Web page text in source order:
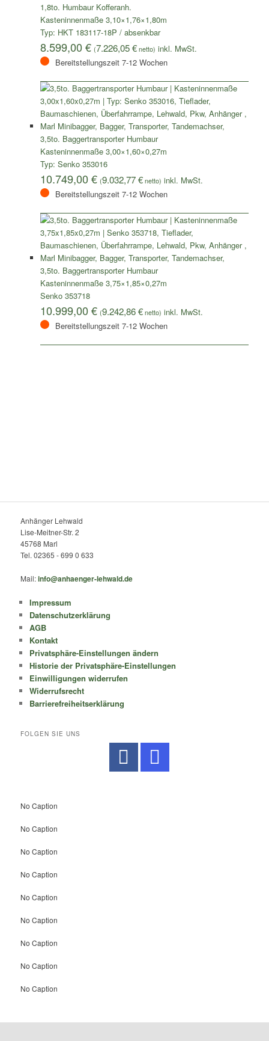
1,8to. Humbaur Kofferanh.
Kasteninnenmaße 3,10×1,76×1,80m
Typ: HKT 183117-18P / absenkbar
8.599,00€ (7.226,05€netto)
Bereitstellungszeit 7-12 Wochen
3,5to. Baggertransporter Humbaur
Kasteninnenmaße 3,00×1,60×0,27m
Typ: Senko 353016
10.749,00€ (9.032,77€netto)
Bereitstellungszeit 7-12 Wochen
3,5to. Baggertransporter Humbaur
Kasteninnenmaße 3,75×1,85×0,27m
Senko 353718
10.999,00€ (9.242,86€netto)
Bereitstellungszeit 7-12 Wochen
Anhänger Lehwald
Lise-Meitner-Str. 2
45768 Marl
Tel. 02365 - 699 0 633
Mail:info@anhaenger-lehwald.de
Impressum
Datenschutzerklärung
AGB
Kontakt
Privatsphäre-Einstellungen ändern
Historie der Privatsphäre-Einstellungen
Einwilligungen widerrufen
Widerrufsrecht
Barrierefreiheitserklärung
FOLGEN SIE UNS
No Caption
No Caption
No Caption
No Caption
No Caption
No Caption
No Caption
No Caption
No Caption